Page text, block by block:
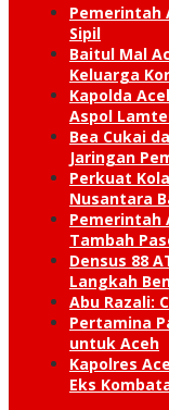
Pemerintah
Sipil
Baitul Mal
Keluarga
Kapolda
Aspol
Bea Cukai
Jaringan
Perkuat
Nusantara
Pemerintah
Tambah
Densus 88
Langkah
Abu Razali:
Pertamina
untuk Aceh
Kapolres
Eks